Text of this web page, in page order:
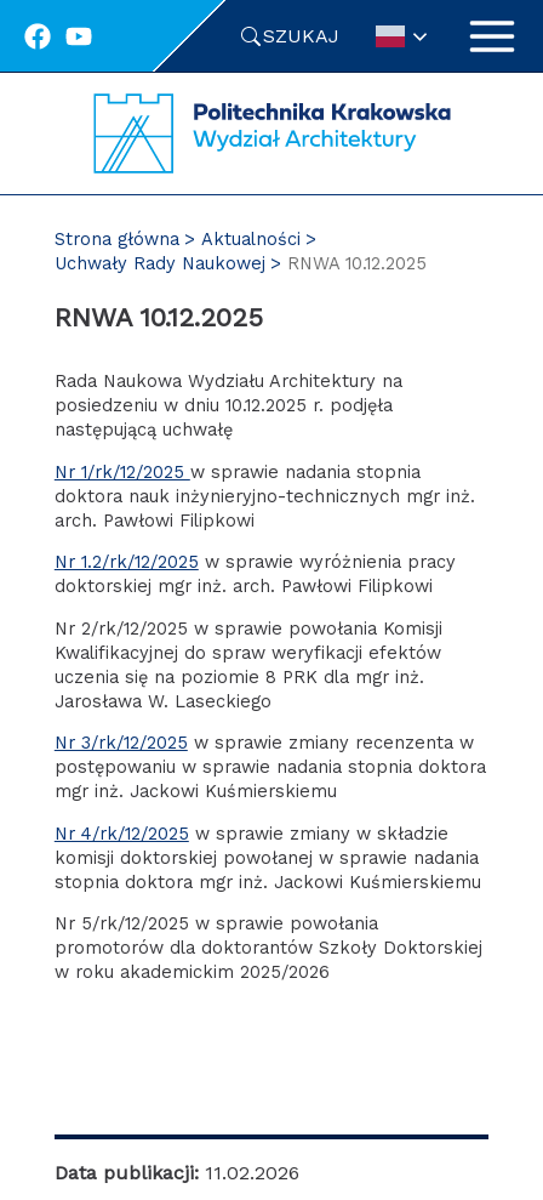
SZUKAJ
Strona główna
Aktualności
Uchwały Rady Naukowej
RNWA 10.12.2025
RNWA 10.12.2025
Rada Naukowa Wydziału Architektury na
posiedzeniu w dniu 10.12.2025 r. podjęła
następującą uchwałę
Nr 1/rk/12/2025 w sprawie nadania stopnia
doktora nauk inżynieryjno-technicznych mgr inż.
arch. Pawłowi Filipkowi
Nr 1.2/rk/12/2025 w sprawie wyróżnienia pracy
doktorskiej mgr inż. arch. Pawłowi Filipkowi
Nr 2/rk/12/2025 w sprawie powołania Komisji
Kwalifikacyjnej do spraw weryfikacji efektów
uczenia się na poziomie 8 PRK dla mgr inż.
Jarosława W. Laseckiego
Nr 3/rk/12/2025 w sprawie zmiany recenzenta w
postępowaniu w sprawie nadania stopnia doktora
mgr inż. Jackowi Kuśmierskiemu
Nr 4/rk/12/2025 w sprawie zmiany w składzie
komisji doktorskiej powołanej w sprawie nadania
stopnia doktora mgr inż. Jackowi Kuśmierskiemu
Nr 5/rk/12/2025 w sprawie powołania
promotorów dla doktorantów Szkoły Doktorskiej
w roku akademickim 2025/2026
Data publikacji: 11.02.2026